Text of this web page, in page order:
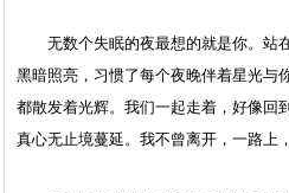
无数个失眠的夜最想的就是你。站
黑暗照亮，习惯了每个夜晚伴着星光与
都散发着光辉。我们一起走着，好像回
真心无止境蔓延。我不曾离开，一路上